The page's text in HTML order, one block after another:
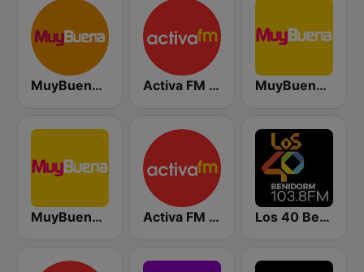
MuyBuena - Alicante Activa FM - Alicante MuyBuena Benidorm
MuyBuena Valencia Activa FM Valencia Los 40 Benidorm